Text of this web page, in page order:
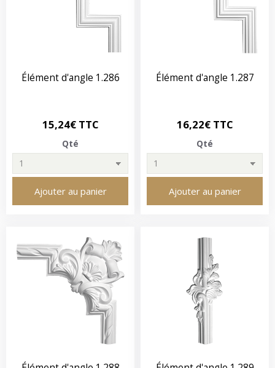
Élément d'angle 1.286
15,24€ TTC
Qté
Ajouter au panier
Élément d'angle 1.287
16,22€ TTC
Qté
Ajouter au panier